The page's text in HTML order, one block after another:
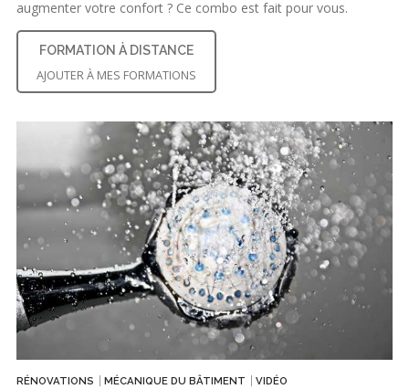
augmenter votre confort ? Ce combo est fait pour vous.
FORMATION À DISTANCE
AJOUTER À MES FORMATIONS
RÉNOVATIONS MÉCANIQUE DU BÂTIMENT VIDÉO